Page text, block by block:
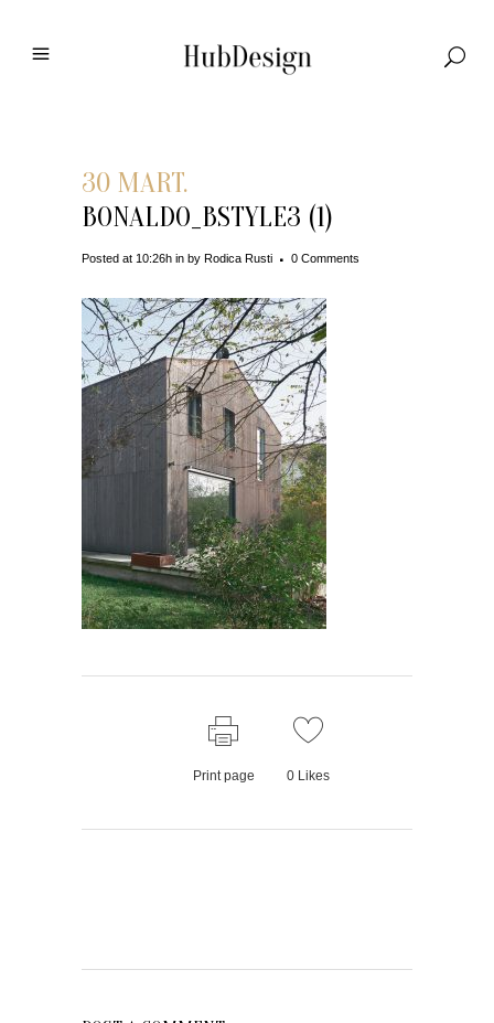
30 MART.
BONALDO_BSTYLE3 (1)
Posted at 10:26h in by Rodica Rusti 0 Comments
Print page 0Likes